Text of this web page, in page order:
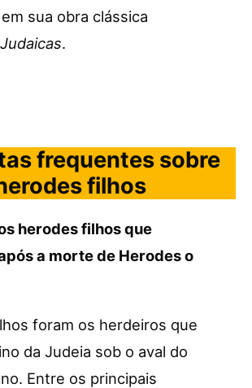
sua obra clássica
.
frequentes sobre
filhos
herodes filhos que
a morte de Herodes o
foram os herdeiros que
da Judeia sob o aval do
Entre os principais